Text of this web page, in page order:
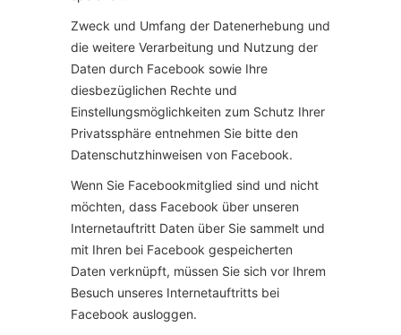
Zweck und Umfang der Datenerhebung und
die weitere Verarbeitung und Nutzung der
Daten durch Facebook sowie Ihre
diesbezüglichen Rechte und
Einstellungsmöglichkeiten zum Schutz Ihrer
Privatssphäre entnehmen Sie bitte den
Datenschutzhinweisen von Facebook.
Wenn Sie Facebookmitglied sind und nicht
möchten, dass Facebook über unseren
Internetauftritt Daten über Sie sammelt und
mit Ihren bei Facebook gespeicherten
Daten verknüpft, müssen Sie sich vor Ihrem
Besuch unseres Internetauftritts bei
Facebook ausloggen.